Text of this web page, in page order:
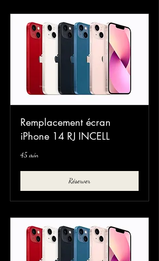
Remplacement écran
iPhone 14 RJ INCELL
45 min
Réserver